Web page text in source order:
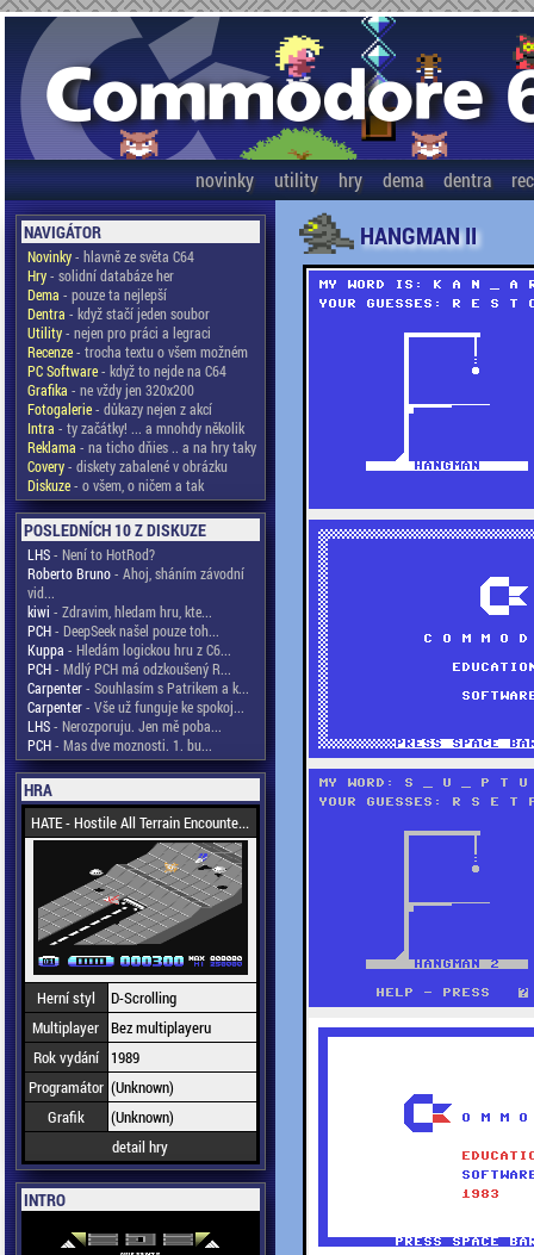
novinky utility hry dema dentra
NAVIGÁTOR
Novinky- hlavně ze světa C64
Hry- solidní databáze her
Dema - pouze ta nejlepší
Dentra - když stačí jeden soubor
Utility- nejen pro práci a legraci
Recenze- trocha textu o všem možném
PC Software- když to nejde na C64
Grafika - ne vždy jen 320x200
Fotogalerie- důkazy nejen z akcí
Intra - ty začátky! ... a mnohdy několik
Reklama - na ticho dňies .. a na hry taky
Covery- diskety zabalené v obrázku
Diskuze- o všem, o ničem a tak
POSLEDNÍCH 10 Z DISKUZE
LHS- Není to HotRod?
Roberto Bruno- Ahoj, sháním závodní
vid...
kiwi - Zdravim, hledam hru, kte...
PCH- DeepSeek našel pouze toh...
Kuppa - Hledám logickou hru z C6...
PCH- Mdlý PCH má odzkoušený R...
Carpenter- Souhlasím s Patrikem a k...
Carpenter- Vše už funguje ke spokoj...
LHS- Nerozporuju. Jen mě poba...
PCH- Mas dve moznosti. 1. bu...
HRA
HATE - Hostile All Terrain Encounte...
Herní styl
D-Scrolling
Multiplayer Bez multiplayeru
Rok vydání
1989
Programátor (Unknown)
Grafik
(Unknown)
detail hry
INTRO
HANGMAN II